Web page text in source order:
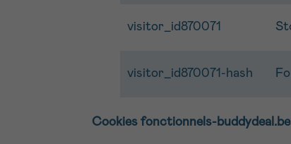
visitor_id870071
visitor_id870071-hash
Cookies fonctionnels-buddydeal.be